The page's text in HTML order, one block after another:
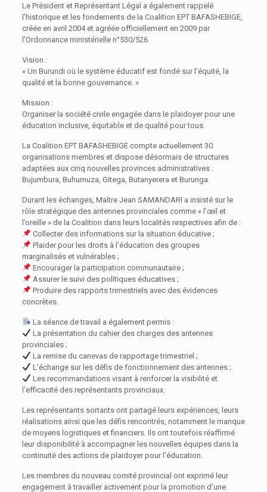
Le Président et Représentant Légal a également rappelé
l’historique et les fondements de la Coalition EPT BAFASHEBIGE,
créée en avril 2004 et agréée officiellement en 2009 par
l’Ordonnance ministérielle n°530/526.
Vision :
« Un Burundi où le système éducatif est fondé sur l’équité, la
qualité et la bonne gouvernance. »
Mission :
Organiser la société civile engagée dans le plaidoyer pour une
éducation inclusive, équitable et de qualité pour tous.
La Coalition EPT BAFASHEBIGE compte actuellement 30
organisations membres et dispose désormais de structures
adaptées aux cinq nouvelles provinces administratives :
Bujumbura, Buhumuza, Gitega, Butanyerera et Burunga.
Durant les échanges, Maître Jean SAMANDARI a insisté sur le
rôle stratégique des antennes provinciales comme « l’œil et
l’oreille » de la Coalition dans leurs localités respectives afin de :
Collecter des informations sur la situation éducative ;
Plaider pour les droits à l’éducation des groupes
marginalisés et vulnérables ;
Encourager la participation communautaire ;
Assurer le suivi des politiques éducatives ;
Produire des rapports trimestriels avec des évidences
concrètes.
La séance de travail a également permis :
La présentation du cahier des charges des antennes
provinciales ;
La remise du canevas de rapportage trimestriel ;
L’échange sur les défis de fonctionnement des antennes ;
Les recommandations visant à renforcer la visibilité et
l’efficacité des représentants provinciaux.
Les représentants sortants ont partagé leurs expériences, leurs
réalisations ainsi que les défis rencontrés, notamment le manque
de moyens logistiques et financiers. Ils ont toutefois réaffirmé
leur disponibilité à accompagner les nouvelles équipes dans la
continuité des actions de plaidoyer pour l’éducation.
Les membres du nouveau comité provincial ont exprimé leur
engagement à travailler activement pour la promotion d’une